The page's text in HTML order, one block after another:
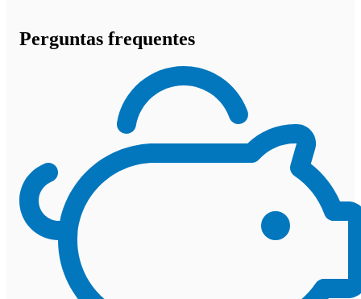
Perguntas frequentes